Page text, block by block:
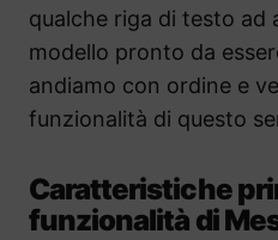
qualche riga di testo ad
modello pronto da
andiamo con ordine e
funzionalità di questo
Caratteristiche
funzionalità di